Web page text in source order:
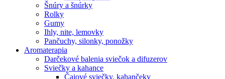
Šnúry a šnúrky
Rolky
Gumy
Ihly, nite, lemovky
Pančuchy, silonky, ponožky
Aromaterapia
Darčekové balenia sviečok a difuzerov
Sviečky a kahance
Čajové sviečky, kahančeky